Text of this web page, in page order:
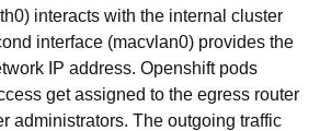
interacts with the internal cluster
interface (macvlan0) provides the
IP address. Openshift pods
get assigned to the egress router
administrators. The outgoing traffic